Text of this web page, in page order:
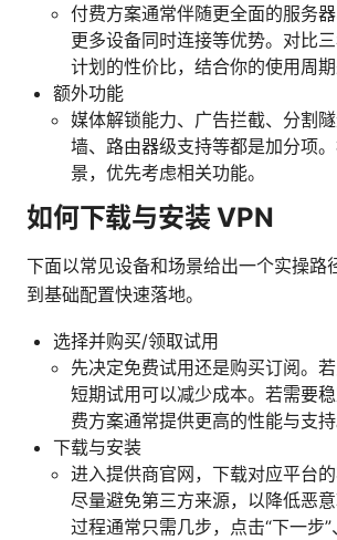
付费方案通常伴随更全面的服务器
更多设备同时连接等优势。对比
计划的性价比，结合你的使用周期
额外功能
媒体解锁能力、广告拦截、分割
墙、路由器级支持等都是加分项
景，优先考虑相关功能。
如何下载与安装 VPN
下面以常见设备和场景给出一个实操路
到基础配置快速落地。
选择并购买/领取试用
先决定免费试用还是购买订阅。若
短期试用可以减少成本。若需要
费方案通常提供更高的性能与支持
下载与安装
进入提供商官网，下载对应平台的
尽量避免第三方来源，以降低恶
过程通常只需几步，点击“下一步”